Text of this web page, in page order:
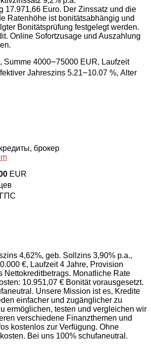
17.971,66 Euro. Der Zinssatz und die
Ratenhöhe ist bonitätsabhängig und
Bonitätsprüfung festgelegt werden.
Online Sofortzusage und Auszahlung
Summe 4000౼75000 EUR, Laufzeit
Jahreszins 5.21౼10.07 %, Alter
брокер
EUR
4,62%, geb. Sollzins 3,90% p.a.,
€, Laufzeit 4 Jahre, Provision
Nettokreditbetrags. Monatliche Rate
10.951,07 € Bonität vorausgesetzt.
Unsere Mission ist es, Kredite
einfacher und zugänglicher zu
ermöglichen, testen und vergleichen wir
verschiedene Finanzthemen und
kostenlos zur Verfügung. Ohne
Bei uns 100% schufaneutral.